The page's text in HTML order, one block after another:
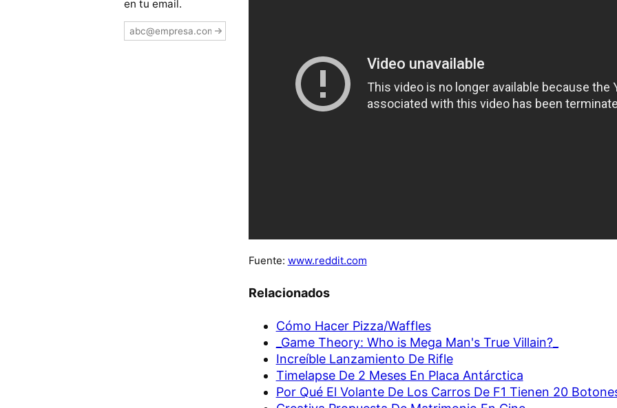
Fuente: www.reddit.com
Relacionados
Cómo Hacer Pizza/Waffles
_Game Theory: Who is Mega Man's True Villain?_
Increíble Lanzamiento De Rifle
Timelapse De 2 Meses En Placa Antárctica
Por Qué El Volante De Los Carros De F1 Tienen 20
en tu email.